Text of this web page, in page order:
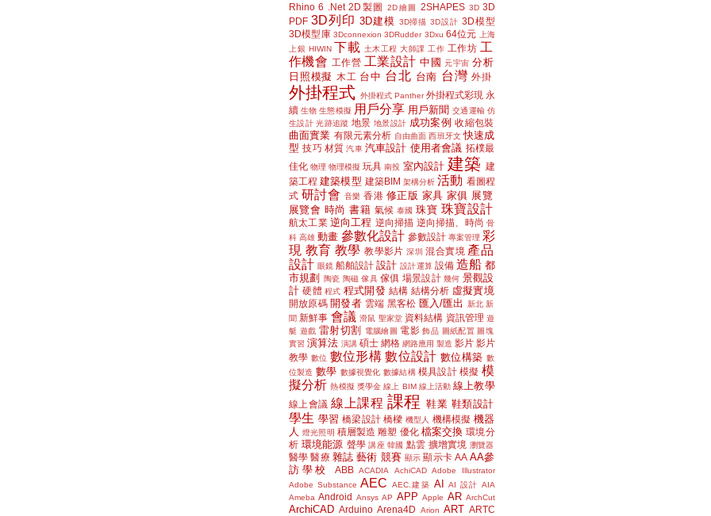
Rhino 6
.Net 2D製圖 2D繪圖 2SHAPES 3D 3D
PDF 3D列印 3D建模 3D掃描 3D設計 3D模型
3D模型庫 3Dconnexion 3DRudder 3Dxu 64位元
上海
上銀 HIWIN 下載 土木工程 大師課 工作 工作坊 工
作機會 工作營 工業設計 中國 元宇宙 分析
日照模擬
木工 台中 台北 台南 台灣 外掛
外掛程式 外掛程式 Panther 外掛程式彩現 永
續 生物 生態模擬 用戶分享 用戶新聞 交通運輸 仿
生設計 光跡追蹤 地景 地景設計 成功案例 收縮包裝
曲面實業 有限元素分析 自由曲面 西班牙文 快速成
型 技巧 材質 汽車 汽車設計 使用者會議 拓樸最
佳化 物理 物理模擬 玩具 南投 室內設計 建築 建
築工程 建築模型 建築BIM 架構分析 活動 看圖程
式 研討會 音樂 香港 修正版 家具 家俱 展覽
展覽會 時尚 書籍 氣候 泰國 珠寶 珠寶設計
航太工業 逆向工程 逆向掃描 逆向掃描、時尚 骨
科 高雄 動畫 參數化設計 參數設計 專案管理 彩
現 教育 教學 教學影片 深圳 混合實境 產品
設計 眼鏡 船舶設計 設計 設計運算 設備 造船 都
市規劃
陶瓷 陶磁 傢具 傢俱 場景設計 幾何 景觀設
計 硬體 程式 程式開發 結構 結構分析 虛擬實境
開放原碼 開發者 雲端 黑客松 匯入/匯出 新北 新
聞 新鮮事 會議 滑鼠 聖家堂 資料結構 資訊管理 遊
艇 遊戲 雷射切割 電腦繪圖 電影 飾品 圖紙配置 圖塊
實習 演算法 演講 碩士 網格 網路應用 製造 影片 影片
教學 數位 數位形構 數位設計 數位構築 數
位製造 數學 數據視覺化 數據結構 模具設計 模擬 模
擬分析 熱模擬 獎學金 線上 BIM 線上活動 線上教學
線上會議 線上課程 課程 鞋業 鞋類設計
學生 學習 橋梁設計 橋樑 機型人 機構模擬 機器
人
燈光照明 積層製造 雕塑 優化 檔案交換 環境分
析 環境能源 聲學 講座 韓國 點雲 擴增實境 瀏覽器
醫學 醫療 雜誌 藝術 競賽 顯示 顯示卡 AA AA參
訪學校
ABB ACADIA AchiCAD
Adobe Illustrator
Adobe Substance AEC AEC.建築 AI AI 設計 AIA
Ameba Android Ansys AP APP Apple AR ArchCut
ArchiCAD Arduino Arena4D Arion ART ARTC